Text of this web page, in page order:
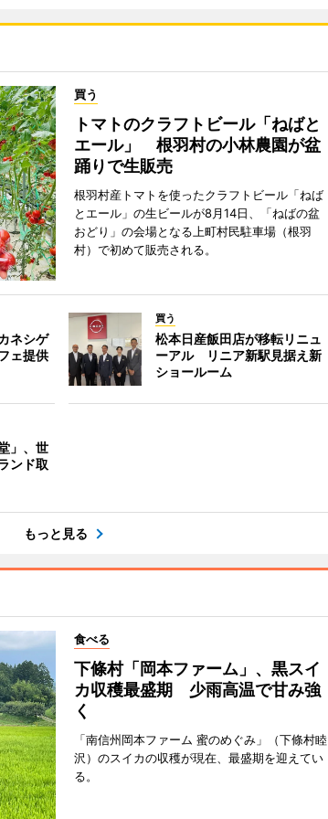
買う
トマトのクラフトビール「ねばと
エール」 根羽村の小林農園が盆
踊りで生販売
根羽村産トマトを使ったクラフトビール「ねば
とエール」の生ビールが8月14日、「ねばの盆
おどり」の会場となる上町村民駐車場（根羽
村）で初めて販売される。
ネシゲ
ェ提供
買う
松本日産飯田店が移転リニュ
ーアル リニア新駅見据え新
ショールーム
」、世
ンド取
もっと見る
食べる
下條村「岡本ファーム」、黒スイ
カ収穫最盛期 少雨高温で甘み強
く
「南信州岡本ファーム 蜜のめぐみ」（下條村睦
沢）のスイカの収穫が現在、最盛期を迎えてい
る。